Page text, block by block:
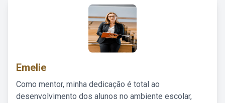
Emelie
Como mentor, minha dedicação é total ao
desenvolvimento dos alunos no ambiente escolar,